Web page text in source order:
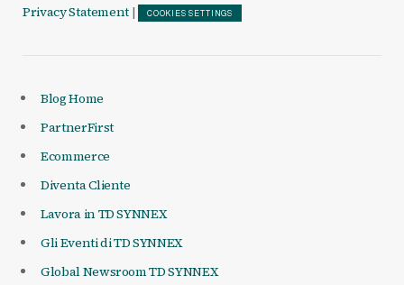
Privacy Statement | COOKIES SETTINGS
Blog Home
PartnerFirst
Ecommerce
Diventa Cliente
Lavora in TD SYNNEX
Gli Eventi di TD SYNNEX
Global Newsroom TD SYNNEX